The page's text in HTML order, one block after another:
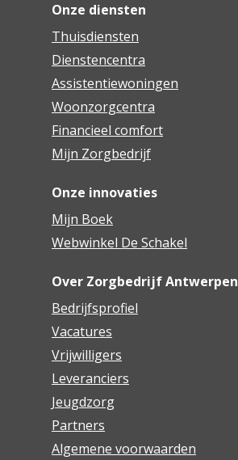
Onze diensten
Thuisdiensten
Dienstencentra
Assistentiewoningen
Woonzorgcentra
Financieel comfort
Mijn Zorgbedrijf
Onze innovaties
Mijn Boek
Webwinkel De Schakel
Over Zorgbedrijf Antwerpen
Bedrijfsprofiel
Vacatures
Vrijwilligers
Leveranciers
Jeugdzorg
Partners
Algemene voorwaarden